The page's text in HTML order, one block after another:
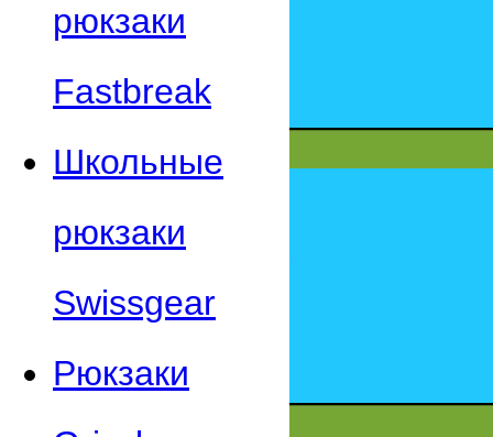
рюкзаки
Fastbreak
Школьные
рюкзаки
Swissgear
Рюкзаки